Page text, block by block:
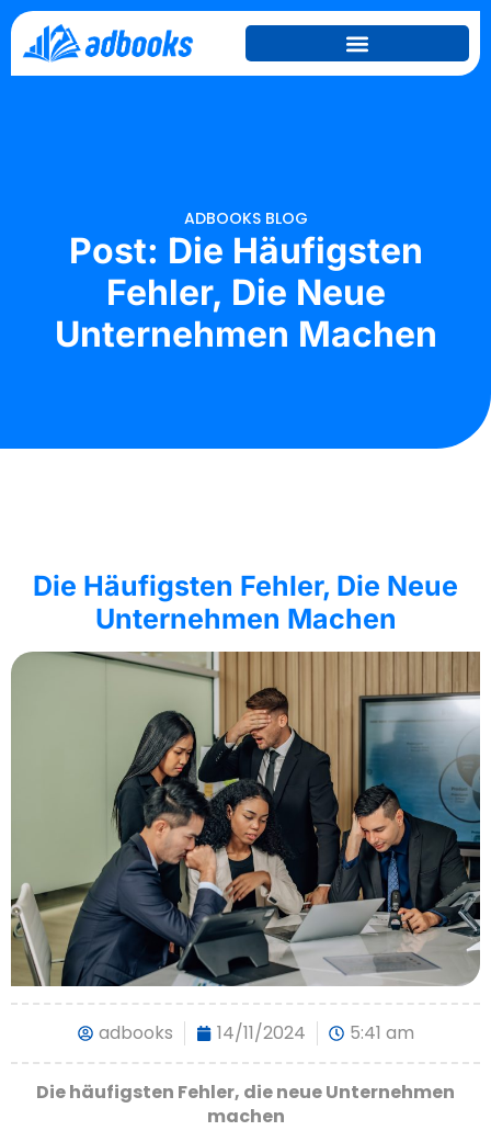
ADBOOKS BLOG
Post: Die Häufigsten
Fehler, Die Neue
Unternehmen Machen
Die Häufigsten Fehler, Die Neue
Unternehmen Machen
adbooks 14/11/2024 5:41 am
Die häufigsten Fehler, die neue Unternehmen
machen